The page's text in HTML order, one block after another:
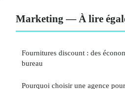
Marketing — À lire
Fournitures discount : des
bureau
Pourquoi choisir une agence